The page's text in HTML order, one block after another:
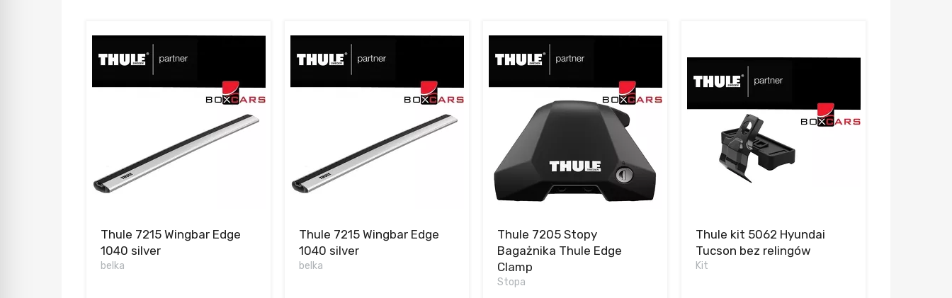
Thule 7215 Wingbar Edge
1040 silver
belka
Thule 7215 Wingbar Edge
1040 silver
belka
Thule 7205 Stopy
Bagażnika Thule Edge
Clamp
Stopa
Thule kit 5062 Hyundai
Tucson bez relingów
Kit